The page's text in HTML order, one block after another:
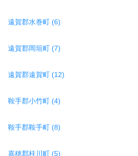
遠賀郡水巻町 (6)
遠賀郡岡垣町 (7)
遠賀郡遠賀町 (12)
鞍手郡小竹町 (4)
鞍手郡鞍手町 (8)
嘉穂郡桂川町 (5)